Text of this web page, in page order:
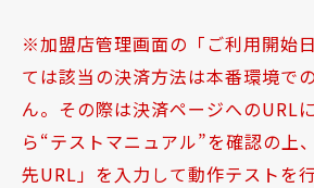
加盟店管理画面の「ご利用開始
ては該当の決済方法は本番環境で
ん。その際は決済ページへのURL
ら“テストマニュアル”を確認の上
先URL」を入力して動作テストを